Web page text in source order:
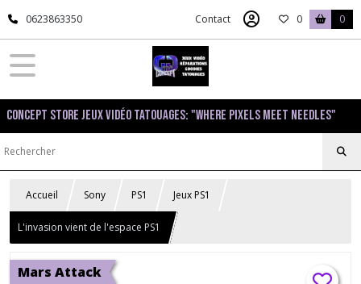
0623863350 Contact 0 0
Concept Store Jeux Vidéo Tatouages: "Where pixels meet needles"
Accueil Sony PS1 Jeux PS1
L'invasion vient de l'espace PS1
Mars Attack